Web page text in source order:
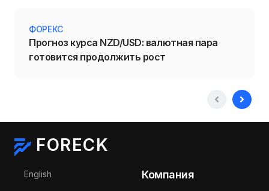
ФОРЕКС
Прогноз курса NZD/USD: валютная пара
готовится продолжить рост
FORECK
Выберите язык
English Компания